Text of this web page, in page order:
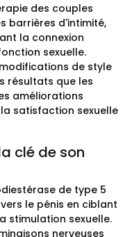
des couples
barrières d'intimité,
la connexion
sexuelle.
de style
résultats que les
améliorations
satisfaction sexuelle
clé de son
de type 5
le pénis en ciblant
stimulation sexuelle.
nerveuses